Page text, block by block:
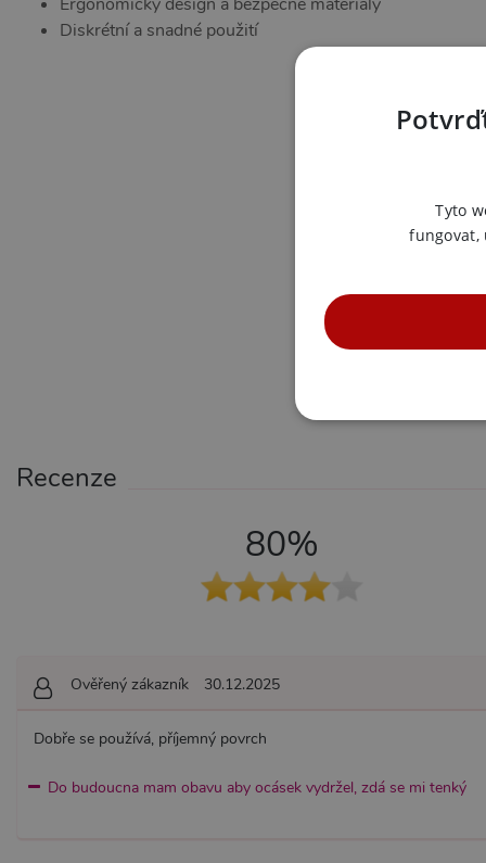
Diskrétní a snadné použití
Recenze
80%
Ověřený zákazník 30.12.2025
Dobře se používá, příjemný povrch
Do budoucna mam obavu aby ocásek vydržel, zdá se mi tenký
Tyto
fungovat,
bez nezbytně nutných